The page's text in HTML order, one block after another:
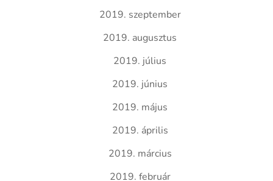
2019. szeptember
2019. augusztus
2019. július
2019. június
2019. május
2019. április
2019. március
2019. február